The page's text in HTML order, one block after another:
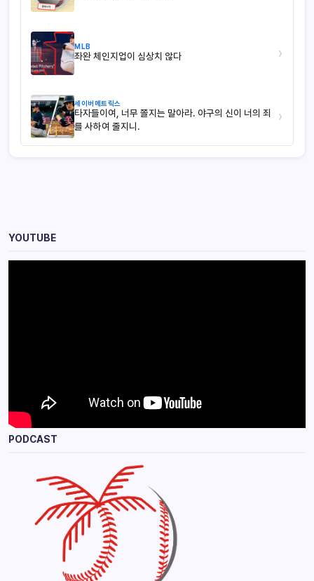
MLB
좌완 체인지업이 심상치 않다 ›
세이버메트릭스
타자들이여, 너무 쫄지는 말아라. 야구의 신이 너의 죄
를 사하여 줄지니.
›
YOUTUBE
PODCAST